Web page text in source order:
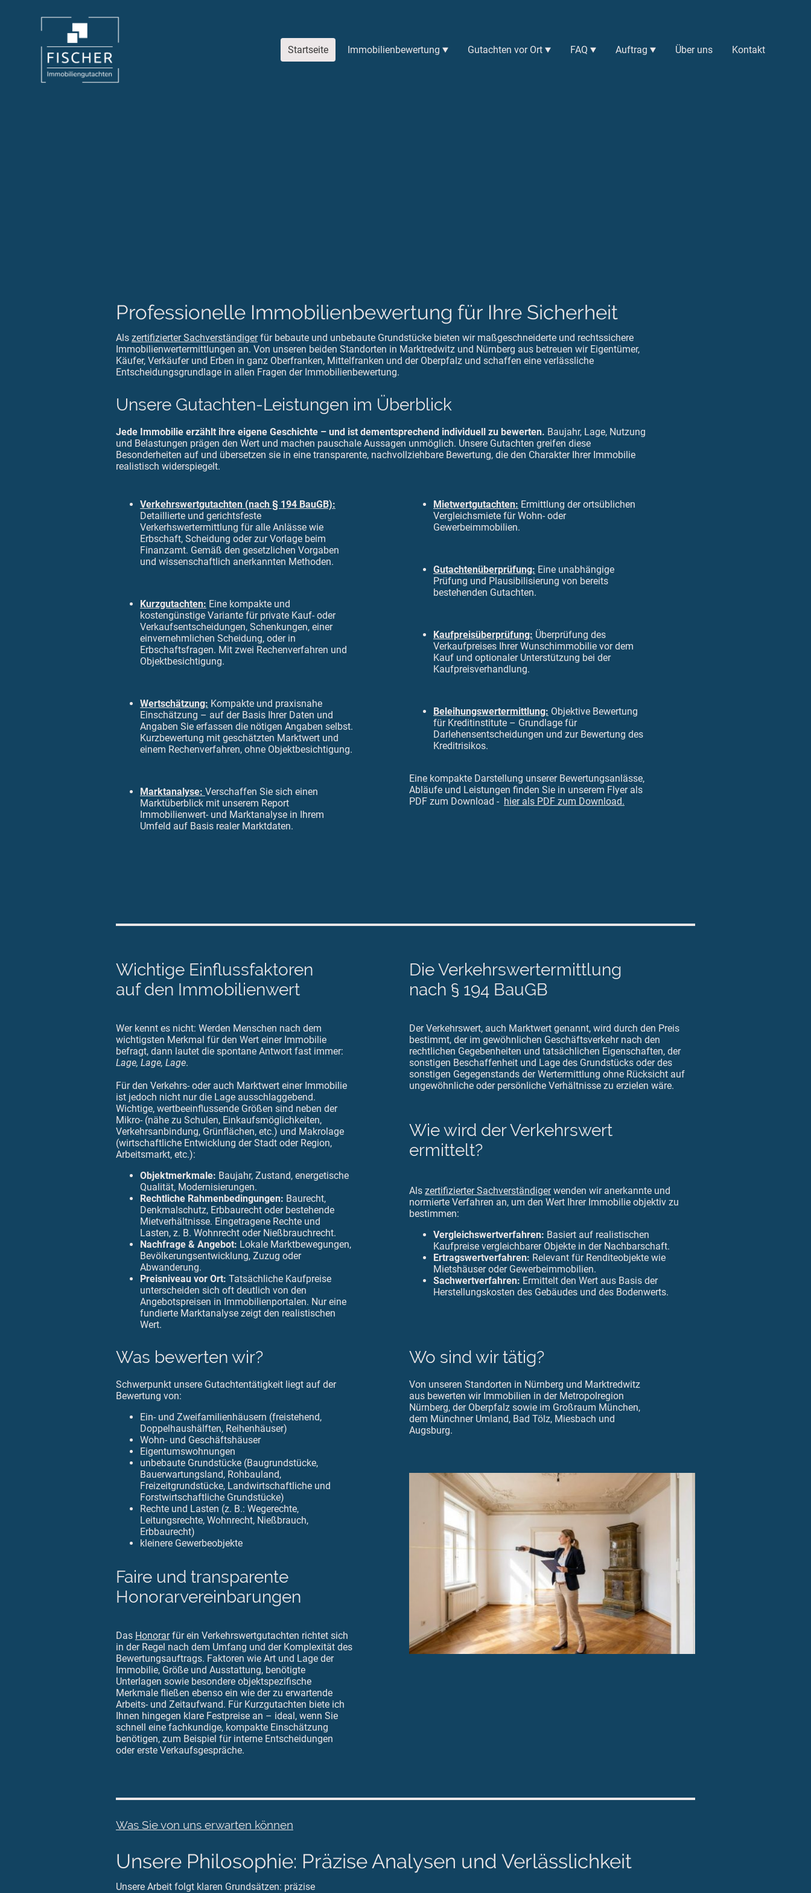
Startseite Immobilienbewertung Gutachten vor Ort FAQ Auftrag Über uns Kontakt
Professionelle Immobilienbewertung für Ihre Sicherheit
Als zertifizierter Sachverständigerfür bebaute und unbebaute Grundstücke bieten wir maßgeschneiderte und rechtssichere
Immobilienwertermittlungen an. Von unseren beiden Standorten in Marktredwitz und Nürnberg aus betreuen wir Eigentümer,
Käufer, Verkäufer und Erben in ganz Oberfranken, Mittelfranken und der Oberpfalz und schaffen eine verlässliche
Entscheidungsgrundlage in allen Fragen der Immobilienbewertung.
Unsere Gutachten-Leistungen im Überblick
Jede Immobilie erzählt ihre eigene Geschichte – und ist dementsprechend individuell zu bewerten. Baujahr, Lage, Nutzung
und Belastungen prägen den Wert und machen pauschale Aussagen unmöglich. Unsere Gutachten greifen diese
Besonderheiten auf und übersetzen sie in eine transparente, nachvollziehbare Bewertung, die den Charakter Ihrer Immobilie
realistisch widerspiegelt.
Verkehrswertgutachten (nach § 194 BauGB):
Detaillierte und gerichtsfeste
Verkerhswertermittlung für alle Anlässe wie
Erbschaft, Scheidung oder zur Vorlage beim
Finanzamt. Gemäß den gesetzlichen Vorgaben
und wissenschaftlich anerkannten Methoden.
Kurzgutachten: Eine kompakte und
kostengünstige Variante für private Kauf- oder
Verkaufsentscheidungen, Schenkungen, einer
einvernehmlichen Scheidung, oder in
Erbschaftsfragen. Mit zwei Rechenverfahren und
Objektbesichtigung.
Wertschätzung: Kompakte und praxisnahe
Einschätzung – auf der Basis Ihrer Daten und
Angaben Sie erfassen die nötigen Angaben selbst.
Kurzbewertung mit geschätzten Marktwert und
einem Rechenverfahren, ohne Objektbesichtigung.
Marktanalyse: Verschaffen Sie sich einen
Marktüberblick mit unserem Report
Immobilienwert- und Marktanalyse in Ihrem
Umfeld auf Basis realer Marktdaten.
Mietwertgutachten: Ermittlung der ortsüblichen
Vergleichsmiete für Wohn- oder
Gewerbeimmobilien.
Gutachtenüberprüfung: Eine unabhängige
Prüfung und Plausibilisierung von bereits
bestehenden Gutachten.
Kaufpreisüberprüfung: Überprüfung des
Verkaufpreises Ihrer Wunschimmobilie vor dem
Kauf und optionaler Unterstützung bei der
Kaufpreisverhandlung.
Beleihungswertermittlung: Objektive Bewertung
für Kreditinstitute – Grundlage für
Darlehensentscheidungen und zur Bewertung des
Kreditrisikos.
Eine kompakte Darstellung unserer Bewertungsanlässe,
Abläufe und Leistungen finden Sie in unserem Flyer als
PDF zum Download - hier als PDF zum Download.
Die Verkehrswertermittlung
nach § 194 BauGB
Der Verkehrswert, auch Marktwert genannt, wird durch den Preis
bestimmt, der im gewöhnlichen Geschäftsverkehr nach den
rechtlichen Gegebenheiten und tatsächlichen Eigenschaften, der
sonstigen Beschaffenheit und Lage des Grundstücks oder des
sonstigen Gegegenstands der Wertermittlung ohne Rücksicht auf
ungewöhnliche oder persönliche Verhältnisse zu erzielen wäre.
Wie wird der Verkehrswert
ermittelt?
Als zertifizierter Sachverständigerwenden wir anerkannte und
normierte Verfahren an, um den Wert Ihrer Immobilie objektiv zu
bestimmen:
Vergleichswertverfahren: Basiert auf realistischen
Kaufpreise vergleichbarer Objekte in der Nachbarschaft.
Ertragswertverfahren: Relevant für Renditeobjekte wie
Mietshäuser oder Gewerbeimmobilien.
Sachwertverfahren: Ermittelt den Wert aus Basis der
Herstellungskosten des Gebäudes und des Bodenwerts.
Wichtige Einflussfaktoren
auf den Immobilienwert
Wer kennt es nicht: Werden Menschen nach dem
wichtigsten Merkmal für den Wert einer Immobilie
befragt, dann lautet die spontane Antwort fast immer:
Lage, Lage, Lage.
Für den Verkehrs- oder auch Marktwert einer Immobilie
ist jedoch nicht nur die Lage ausschlaggebend.
Wichtige, wertbeeinflussende Größen sind neben der
Mikro- (nähe zu Schulen, Einkaufsmöglichkeiten,
Verkehrsanbindung, Grünflächen, etc.) und Makrolage
(wirtschaftliche Entwicklung der Stadt oder Region,
Arbeitsmarkt, etc.):
Objektmerkmale: Baujahr, Zustand, energetische
Qualität, Modernisierungen.
Rechtliche Rahmenbedingungen: Baurecht,
Denkmalschutz, Erbbaurecht oder bestehende
Mietverhältnisse. Eingetragene Rechte und
Lasten, z. B. Wohnrecht oder Nießbrauchrecht.
Nachfrage & Angebot: Lokale Marktbewegungen,
Bevölkerungsentwicklung, Zuzug oder
Abwanderung.
Preisniveau vor Ort: Tatsächliche Kaufpreise
unterscheiden sich oft deutlich von den
Angebotspreisen in Immobilienportalen. Nur eine
fundierte Marktanalyse zeigt den realistischen
Wert.
Wo sind wir tätig?
Von unseren Standorten in Nürnberg und Marktredwitz
aus bewerten wir Immobilien in der Metropolregion
Nürnberg, der Oberpfalz sowie im Großraum München,
dem Münchner Umland, Bad Tölz, Miesbach und
Augsburg.
Was bewerten wir?
Schwerpunkt unsere Gutachtentätigkeit liegt auf der
Bewertung von:
Ein- und Zweifamilienhäusern (freistehend,
Doppelhaushälften, Reihenhäuser)
Wohn- und Geschäftshäuser
Eigentumswohnungen
unbebaute Grundstücke (Baugrundstücke,
Bauerwartungsland, Rohbauland,
Freizeitgrundstücke, Landwirtschaftliche und
Forstwirtschaftliche Grundstücke)
Rechte und Lasten (z. B.: Wegerechte,
Leitungsrechte, Wohnrecht, Nießbrauch,
Erbbaurecht)
kleinere Gewerbeobjekte
Faire und transparente
Honorarvereinbarungen
Das Honorarfür ein Verkehrswertgutachten richtet sich
in der Regel nach dem Umfang und der Komplexität des
Bewertungsauftrags. Faktoren wie Art und Lage der
Immobilie, Größe und Ausstattung, benötigte
Unterlagen sowie besondere objektspezifische
Merkmale fließen ebenso ein wie der zu erwartende
Arbeits- und Zeitaufwand. Für Kurzgutachten biete ich
Ihnen hingegen klare Festpreise an – ideal, wenn Sie
schnell eine fachkundige, kompakte Einschätzung
benötigen, zum Beispiel für interne Entscheidungen
oder erste Verkaufsgespräche.
Was Sie von uns erwarten können
Unsere Philosophie: Präzise Analysen und Verlässlichkeit
Unsere Arbeit folgt klaren Grundsätzen: präzise